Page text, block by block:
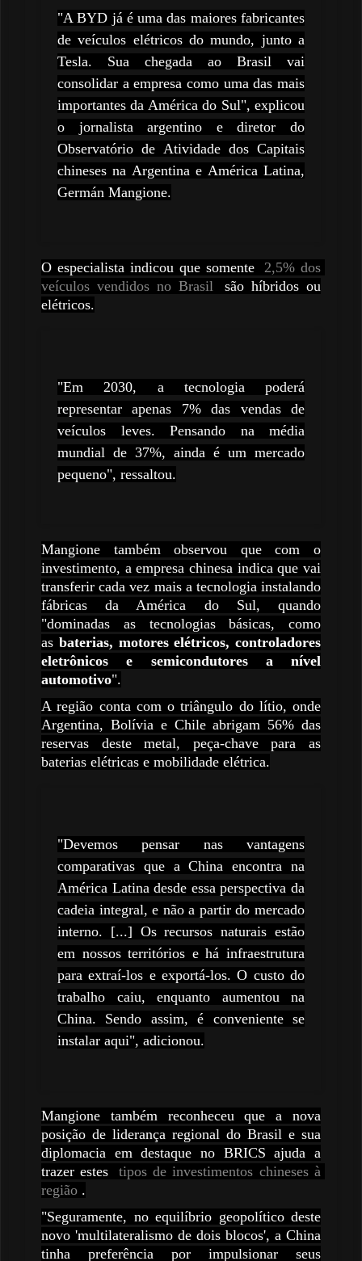
"A BYD já é uma das maiores fabricantes
de veículos elétricos do mundo, junto a
Tesla. Sua chegada ao Brasil vai
consolidar a empresa como uma das mais
importantes da América do Sul", explicou
o jornalista argentino e diretor do
Observatório de Atividade dos Capitais
chineses na Argentina e América Latina,
Germán Mangione.
O especialista indicou que somente
2,5% dos
veículos vendidos no Brasil
são híbridos ou
elétricos.
"Em 2030, a tecnologia poderá
representar apenas 7% das vendas de
veículos leves. Pensando na média
mundial de 37%, ainda é um mercado
pequeno", ressaltou.
Mangione também observou que com o
investimento, a empresa chinesa indica que vai
transferir cada vez mais a tecnologia instalando
fábricas da América do Sul, quando
"dominadas as tecnologias básicas, como
as baterias, motores elétricos, controladores
eletrônicos e semicondutores a nível
automotivo".
A região conta com o triângulo do lítio, onde
Argentina, Bolívia e Chile abrigam 56% das
reservas deste metal, peça-chave para as
baterias elétricas e mobilidade elétrica.
"Devemos pensar nas vantagens
comparativas que a China encontra na
América Latina desde essa perspectiva da
cadeia integral, e não a partir do mercado
interno. [...] Os recursos naturais estão
em nossos territórios e há infraestrutura
para extraí-los e exportá-los. O custo do
trabalho caiu, enquanto aumentou na
China. Sendo assim, é conveniente se
instalar aqui", adicionou.
Mangione também reconheceu que a nova
posição de liderança regional do Brasil e sua
diplomacia em destaque no BRICS ajuda a
trazer estes
tipos de investimentos chineses à
região .
"Seguramente, no equilíbrio geopolítico deste
novo 'multilateralismo de dois blocos', a China
tinha preferência por impulsionar seus